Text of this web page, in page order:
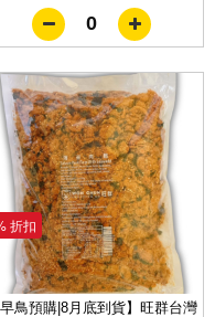
0
折扣
早鳥預購|8月底到貨】旺群台灣